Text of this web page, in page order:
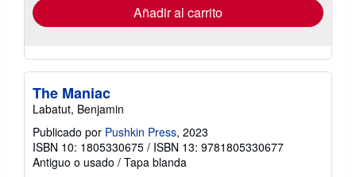
envío
Añadir al carrito
The Maniac
Labatut, Benjamin
Publicado por Pushkin Press, 2023
ISBN 10: 1805330675 / ISBN 13: 9781805330677
Antiguo o usado / Tapa blanda